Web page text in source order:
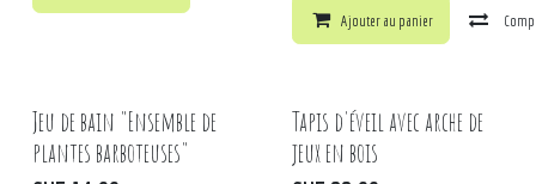
Ajouter au panier
Jeu de bain "Ensemble de
plantes barboteuses"
Tapis d'éveil avec arche de
jeux en bois